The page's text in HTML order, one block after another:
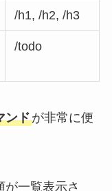
/h1, /h2, /h3
/todo
ンドが非常に便
が一覧表示さ